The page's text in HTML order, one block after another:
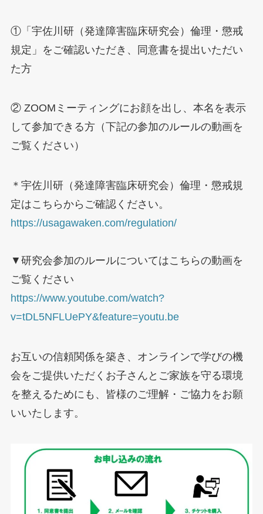
①「宇佐川研（発達障害臨床研究会）倫理・懲戒
規定」をご確認いただき、同意書を提出いただい
た方
② ZOOMミーティングにお顔を出し、本名を表示
して参加できる方（下記の参加のルールの動画を
ご覧ください）
＊宇佐川研（発達障害臨床研究会）倫理・懲戒規
定はこちらからご確認ください。
https://usagawaken.com/regulation/
▼研究会参加のルールについてはこちらの動画を
ご覧ください
https://www.youtube.com/watch?
v=tDL5NFLUePY&feature=youtu.be
お互いの信頼関係を築き、オンラインで学びの機
会をご提供いただくお子さんとご家族を守る環境
を整えるためにも、皆様のご理解・ご協力をお願
いいたします。